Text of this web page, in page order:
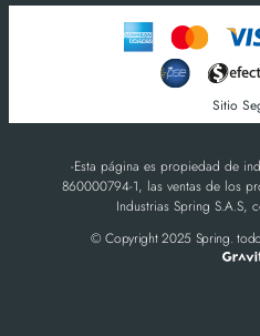
Sitio
-Esta página es propiedad de
860000794-1, las ventas de los
Industrias Spring S.A.S,
© Copyright 2025 Spring.